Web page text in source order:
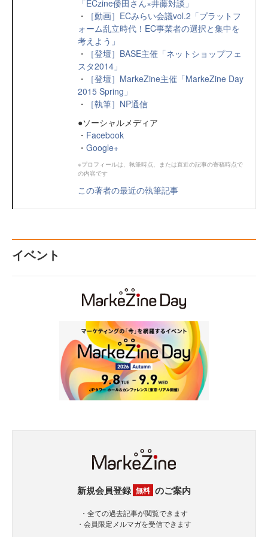
「ECzine倭田さん×井藤対談」
・
［動画］ECみらい会議vol.2「プラットフ
ォーム乱立時代！EC事業者の選択と集中を
考えよう」
・
［登壇］BASE主催「ネットショップフェ
スタ2014」
・
［登壇］MarkeZine主催「MarkeZine Day
2015 Spring」
・
［執筆］NP通信
●ソーシャルメディア
・ Facebook
・ Google+
※プロフィールは、執筆時点、または直近の記事の寄稿時点で
の内容です
この著者の最近の執筆記事
イベント
新規会員登録 無料 のご案内
・全ての過去記事が閲覧できます
・会員限定メルマガを受信できます